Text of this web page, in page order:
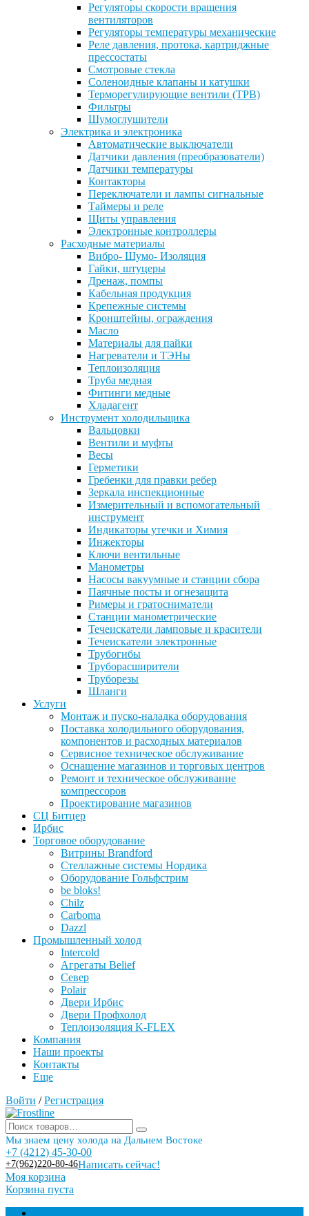
Регуляторы скорости вращения
вентиляторов
Регуляторы температуры механические
Реле давления, протока, картриджные
прессостаты
Смотровые стекла
Соленоидные клапаны и катушки
Терморегулирующие вентили (ТРВ)
Фильтры
Шумоглушители
Электрика и электроника
Автоматические выключатели
Датчики давления (преобразователи)
Датчики температуры
Контакторы
Переключатели и лампы сигнальные
Таймеры и реле
Щиты управления
Электронные контроллеры
Расходные материалы
Вибро- Шумо- Изоляция
Гайки, штуцеры
Дренаж, помпы
Кабельная продукция
Крепежные системы
Кронштейны, ограждения
Масло
Материалы для пайки
Нагреватели и ТЭНы
Теплоизоляция
Труба медная
Фитинги медные
Хладагент
Инструмент холодильщика
Вальцовки
Вентили и муфты
Весы
Герметики
Гребенки для правки ребер
Зеркала инспекционные
Измерительный и вспомогательный
инструмент
Индикаторы утечки и Химия
Инжекторы
Ключи вентильные
Манометры
Насосы вакуумные и станции сбора
Паячные посты и огнезащита
Римеры и гратосниматели
Станции манометрические
Течеискатели ламповые и красители
Течеискатели электронные
Трубогибы
Труборасширители
Труборезы
Шланги
Услуги
Монтаж и пуско-наладка оборудования
Поставка холодильного оборудования,
компонентов и расходных материалов
Сервисное техническое обслуживание
Оснащение магазинов и торговых центров
Ремонт и техническое обслуживание
компрессоров
Проектирование магазинов
СЦ Битцер
Ирбис
Торговое оборудование
Витрины Brandford
Стеллажные системы Нордика
Оборудование Гольфстрим
be bloks!
Chilz
Carboma
Dazzl
Промышленный холод
Intercold
Агрегаты Belief
Север
Polair
Двери Ирбис
Двери Профхолод
Теплоизоляция K-FLEX
Компания
Наши проекты
Контакты
Еще
Войти / Регистрация
Мы знаем цену холода на Дальнем Востоке
+7 (4212) 45-30-00
+7(962)220-80-46Написать сейчас!
Моя корзина
Корзина пуста